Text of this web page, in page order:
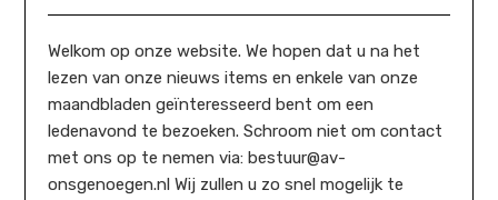
Welkom op onze website. We hopen dat u na het
lezen van onze nieuws items en enkele van onze
maandbladen geïnteresseerd bent om een
ledenavond te bezoeken. Schroom niet om contact
met ons op te nemen via: bestuur@av-
onsgenoegen.nl Wij zullen u zo snel mogelijk te